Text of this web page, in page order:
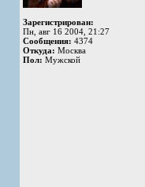
Зарегистрирован:
Пн, авг 16 2004, 21:27
Сообщения: 4374
Откуда: Москва
Пол: Мужской